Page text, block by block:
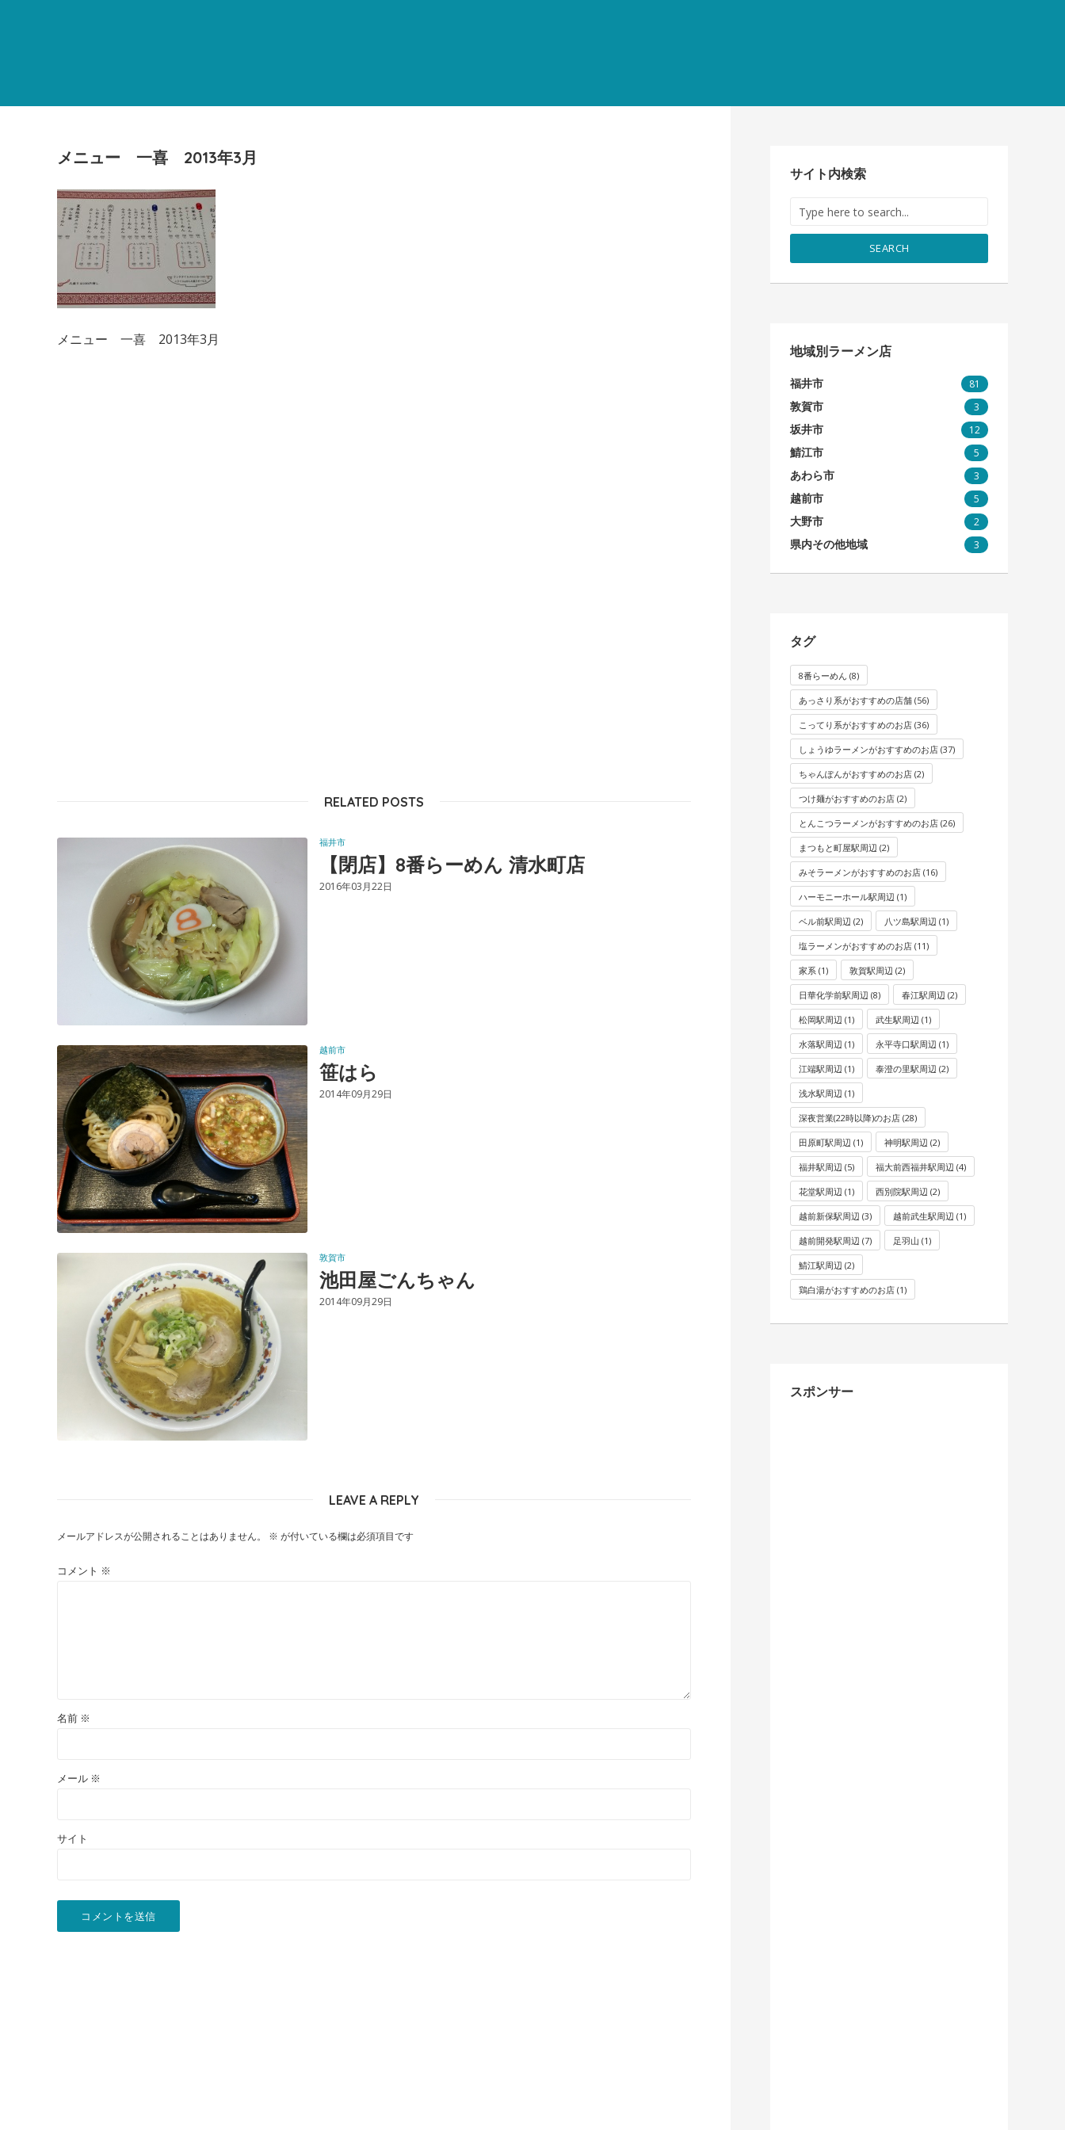
メニュー 一喜 2013年3月
メニュー 一喜 2013年3月
RELATED POSTS
福井市
【閉店】8番らーめん 清水町店
2016年03月22日
越前市
笹はら
2014年09月29日
敦賀市
池田屋ごんちゃん
2014年09月29日
LEAVE A REPLY
メールアドレスが公開されることはありません。 ※ が付いている欄は必須項目です
コメント ※
名前 ※
メール ※
サイト
サイト内検索
SEARCH
地域別ラーメン店
福井市 81
敦賀市 3
坂井市 12
鯖江市 5
あわら市 3
越前市 5
大野市 2
県内その他地域 3
タグ
8番らーめん (8)
あっさり系がおすすめの店舗 (56)
こってり系がおすすめのお店 (36)
しょうゆラーメンがおすすめのお店 (37)
ちゃんぽんがおすすめのお店 (2)
つけ麺がおすすめのお店 (2)
とんこつラーメンがおすすめのお店 (26)
まつもと町屋駅周辺 (2)
みそラーメンがおすすめのお店 (16)
ハーモニーホール駅周辺 (1)
ベル前駅周辺 (2) 八ツ島駅周辺 (1)
塩ラーメンがおすすめのお店 (11)
家系 (1) 敦賀駅周辺 (2)
日華化学前駅周辺 (8) 春江駅周辺 (2)
松岡駅周辺 (1) 武生駅周辺 (1)
水落駅周辺 (1) 永平寺口駅周辺 (1)
江端駅周辺 (1) 泰澄の里駅周辺 (2)
浅水駅周辺 (1)
深夜営業(22時以降)のお店 (28)
田原町駅周辺 (1) 神明駅周辺 (2)
福井駅周辺 (5) 福大前西福井駅周辺 (4)
花堂駅周辺 (1) 西別院駅周辺 (2)
越前新保駅周辺 (3) 越前武生駅周辺 (1)
越前開発駅周辺 (7) 足羽山 (1)
鯖江駅周辺 (2)
鶏白湯がおすすめのお店 (1)
スポンサー